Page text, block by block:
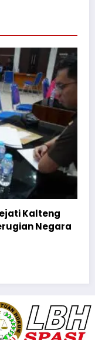
Palangka